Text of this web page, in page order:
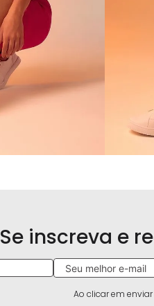
Se inscreva e
Ao clicar em